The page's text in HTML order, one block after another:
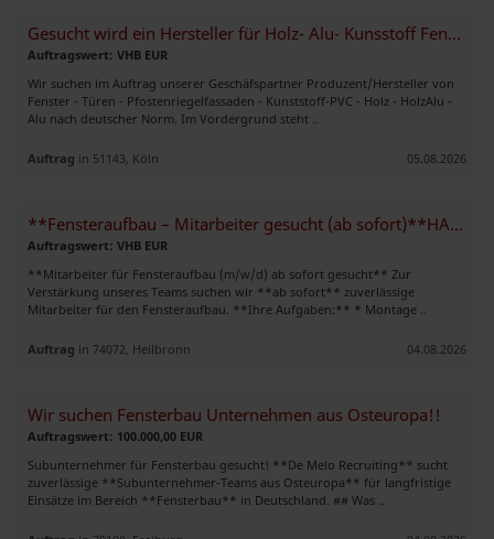
Gesucht wird ein Hersteller für Holz- Alu- Kunsstoff Fenster und Türen
Auftragswert: VHB EUR
Wir suchen im Auftrag unserer Geschäfspartner Produzent/Hersteller von
Fenster - Türen - Pfostenriegelfassaden - Kunststoff-PVC - Holz - HolzAlu -
Alu nach deutscher Norm. Im Vordergrund steht ..
Auftrag in 51143, Köln 05.08.2026
**Fensteraufbau – Mitarbeiter gesucht (ab sofort)**HANNOVER
Auftragswert: VHB EUR
**Mitarbeiter für Fensteraufbau (m/w/d) ab sofort gesucht** Zur
Verstärkung unseres Teams suchen wir **ab sofort** zuverlässige
Mitarbeiter für den Fensteraufbau. **Ihre Aufgaben:** * Montage ..
Auftrag in 74072, Heilbronn 04.08.2026
Wir suchen Fensterbau Unternehmen aus Osteuropa!!
Auftragswert: 100.000,00 EUR
Subunternehmer für Fensterbau gesucht! **De Melo Recruiting** sucht
zuverlässige **Subunternehmer-Teams aus Osteuropa** für langfristige
Einsätze im Bereich **Fensterbau** in Deutschland. ## Was ..